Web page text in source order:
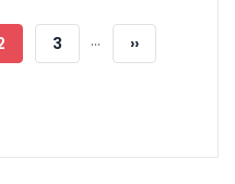
Page
3 …
Next
››